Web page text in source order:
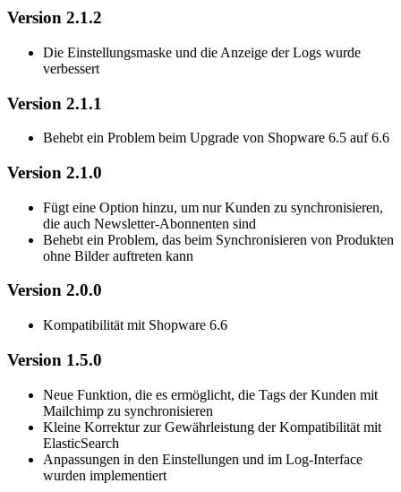
Version 2.1.2
Die Einstellungsmaske und die Anzeige der Logs wurde
verbessert
Version 2.1.1
Behebt ein Problem beim Upgrade von Shopware 6.5 auf 6.6
Version 2.1.0
Fügt eine Option hinzu, um nur Kunden zu synchronisieren,
die auch Newsletter-Abonnenten sind
Behebt ein Problem, das beim Synchronisieren von Produkten
ohne Bilder auftreten kann
Version 2.0.0
Kompatibilität mit Shopware 6.6
Version 1.5.0
Neue Funktion, die es ermöglicht, die Tags der Kunden mit
Mailchimp zu synchronisieren
Kleine Korrektur zur Gewährleistung der Kompatibilität mit
ElasticSearch
Anpassungen in den Einstellungen und im Log-Interface
wurden implementiert